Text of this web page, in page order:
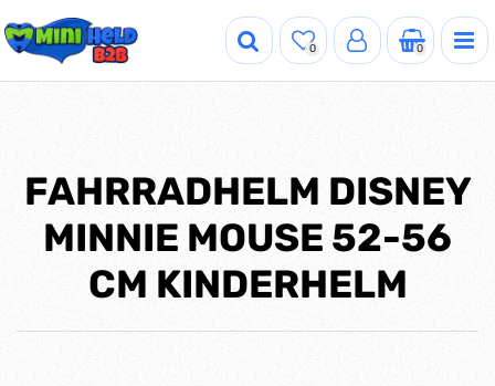
0 0
FAHRRADHELM DISNEY
MINNIE MOUSE 52-56
CM KINDERHELM